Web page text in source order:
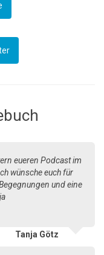
eueren Podcast im
wünsche euch für
und eine
Tanja Götz